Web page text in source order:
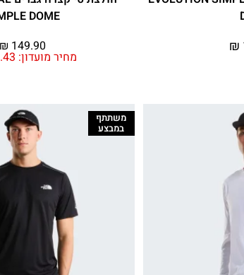
₪
DOME
מחיר מועדון:
₪ 149.90
משתתף
במבצע